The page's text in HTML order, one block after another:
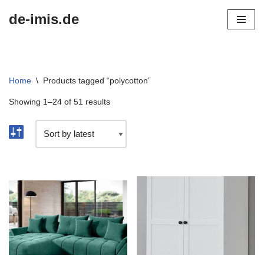
de-imis.de
Home \ Products tagged “polycotton”
Showing 1–24 of 51 results